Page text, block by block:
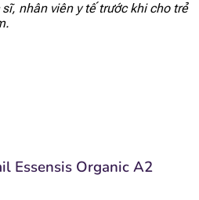
nhân viên y tế trước khi cho trẻ
Essensis Organic A2